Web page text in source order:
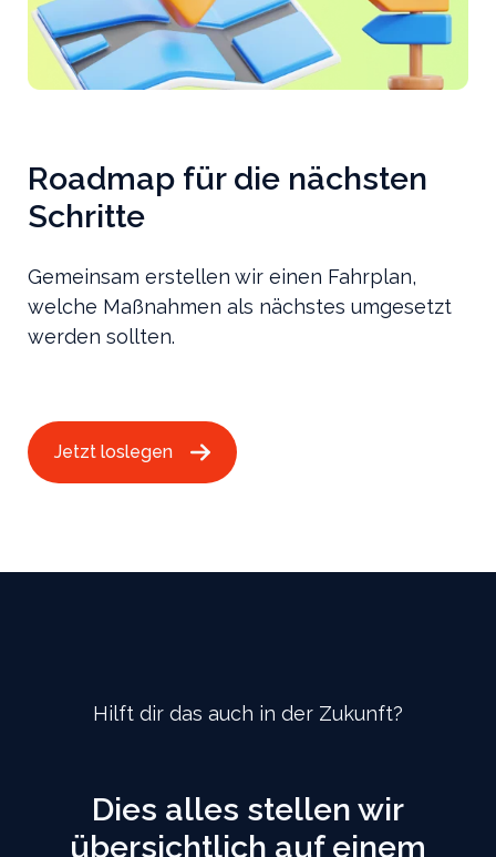
Roadmap für die nächsten
Schritte
Gemeinsam erstellen wir einen Fahrplan,
welche Maßnahmen als nächstes umgesetzt
werden sollten.
Jetzt loslegen
Hilft dir das auch in der Zukunft?
Dies alles stellen wir
übersichtlich auf einem